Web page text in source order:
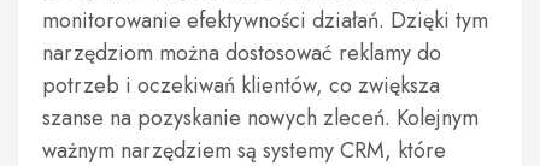
monitorowanie efektywności działań. Dzięki tym
narzędziom można dostosować reklamy do
potrzeb i oczekiwań klientów, co zwiększa
szanse na pozyskanie nowych zleceń. Kolejnym
ważnym narzędziem są systemy CRM, które